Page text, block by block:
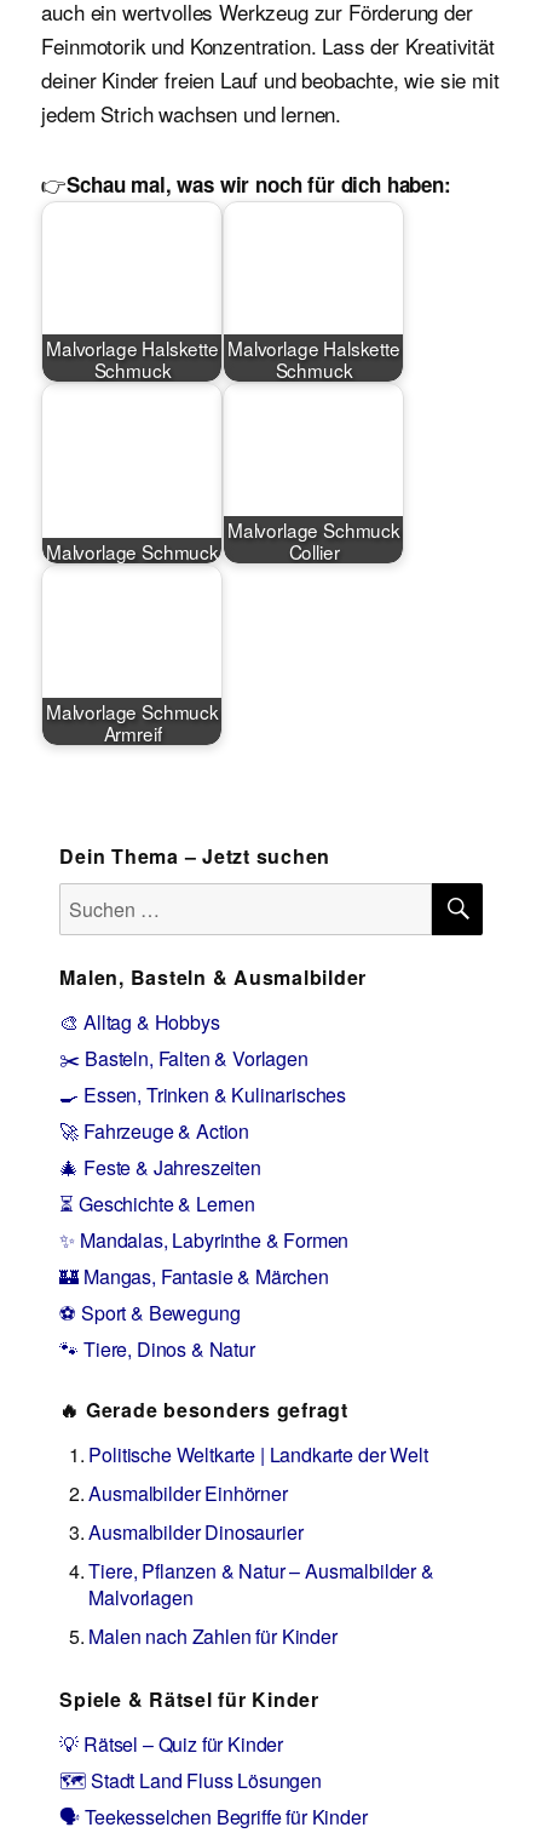
auch ein wertvolles Werkzeug zur Förderung der
Feinmotorik und Konzentration. Lass der Kreativität
deiner Kinder freien Lauf und beobachte, wie sie mit
jedem Strich wachsen und lernen.
👉Schau mal, was wir noch für dich haben:
Malvorlage Halskette
Schmuck
Malvorlage Halskette
Schmuck
Malvorlage Schmuck
Malvorlage Schmuck
Collier
Malvorlage Schmuck
Armreif
Dein Thema – Jetzt suchen
Suchen
nach:
Malen, Basteln & Ausmalbilder
🎨 Alltag & Hobbys
✂️ Basteln, Falten & Vorlagen
🍳 Essen, Trinken & Kulinarisches
🚀 Fahrzeuge & Action
🎄 Feste & Jahreszeiten
⏳ Geschichte & Lernen
✨ Mandalas, Labyrinthe & Formen
🏰 Mangas, Fantasie & Märchen
⚽ Sport & Bewegung
🐾 Tiere, Dinos & Natur
🔥 Gerade besonders gefragt
Politische Weltkarte | Landkarte der Welt
Ausmalbilder Einhörner
Ausmalbilder Dinosaurier
Tiere, Pflanzen & Natur – Ausmalbilder &
Malvorlagen
Malen nach Zahlen für Kinder
Spiele & Rätsel für Kinder
💡 Rätsel – Quiz für Kinder
🗺️ Stadt Land Fluss Lösungen
🗣️ Teekesselchen Begriffe für Kinder